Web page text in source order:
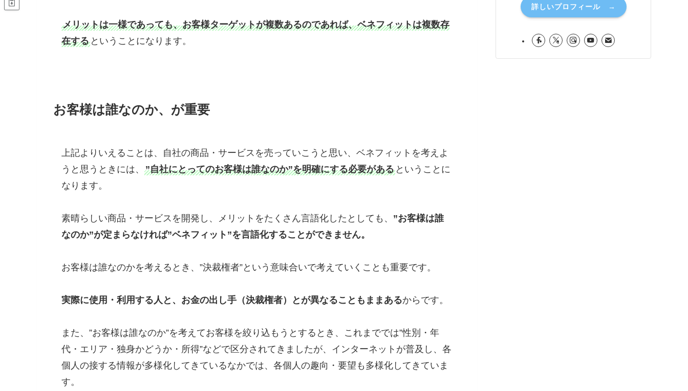
メリットは一様であっても、お客様ターゲットが複数あるのであれば、ベネフィットは複数存
在する ということになります。
お客様は誰なのか、が重要
上記よりいえることは、自社の商品・サービスを売っていこうと思い、ベネフィットを考えよ
うと思うときには、 ”自社にとってのお客様は誰なのか”を明確にする必要がある ということに
なります。
素晴らしい商品・サービスを開発し、メリットをたくさん言語化したとしても、 ”お客様は誰
なのか”が定まらなければ”ベネフィット”を言語化することができません。
お客様は誰なのかを考えるとき、”決裁権者”という意味合いで考えていくことも重要です。
実際に使用・利用する人と、お金の出し手（決裁権者）とが異なることもままあるからです。
また、”お客様は誰なのか”を考えてお客様を絞り込もうとするとき、これまででは”性別・年
代・エリア・独身かどうか・所得”などで区分されてきましたが、インターネットが普及し、各
個人の接する情報が多様化してきているなかでは、各個人の趣向・要望も多様化してきていま
す。
詳しいプロフィール →